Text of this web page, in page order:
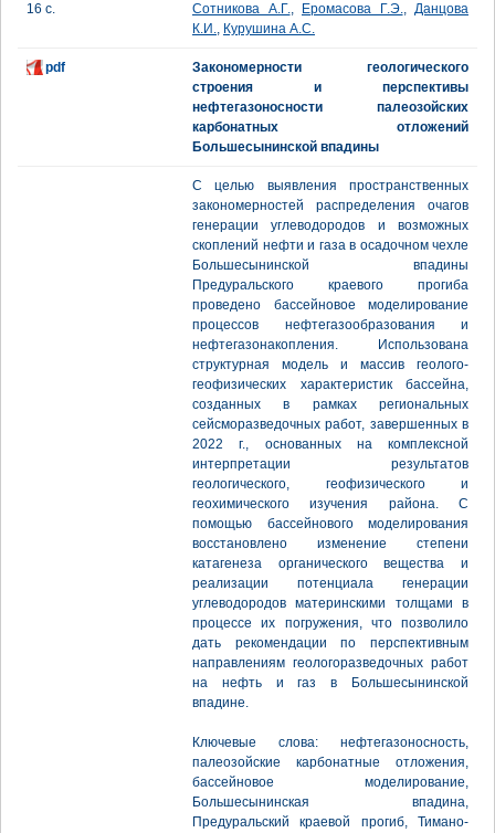
16 с. Сотникова А.Г., Еромасова Г.Э., Данцова
К.И., Курушина А.С.
pdf
Закономерности геологического
строения и перспективы
нефтегазоносности палеозойских
карбонатных отложений
Большесынинской впадины
С целью выявления пространственных
закономерностей распределения очагов
генерации углеводородов и возможных
скоплений нефти и газа в осадочном чехле
Большесынинской впадины
Предуральского краевого прогиба
проведено бассейновое моделирование
процессов нефтегазообразования и
нефтегазонакопления. Использована
структурная модель и массив геолого-
геофизических характеристик бассейна,
созданных в рамках региональных
сейсморазведочных работ, завершенных в
2022 г., основанных на комплексной
интерпретации результатов
геологического, геофизического и
геохимического изучения района. С
помощью бассейнового моделирования
восстановлено изменение степени
катагенеза органического вещества и
реализации потенциала генерации
углеводородов материнскими толщами в
процессе их погружения, что позволило
дать рекомендации по перспективным
направлениям геологоразведочных работ
на нефть и газ в Большесынинской
впадине.
Ключевые слова: нефтегазоносность,
палеозойские карбонатные отложения,
бассейновое моделирование,
Большесынинская впадина,
Предуральский краевой прогиб, Тимано-